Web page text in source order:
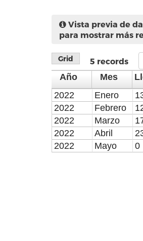
Vista previa de
para mostrar más
Grid 5 records
Año Mes
2022
Enero
2022
Febrero
2022
Marzo
2022
Abril
2022
Mayo 0